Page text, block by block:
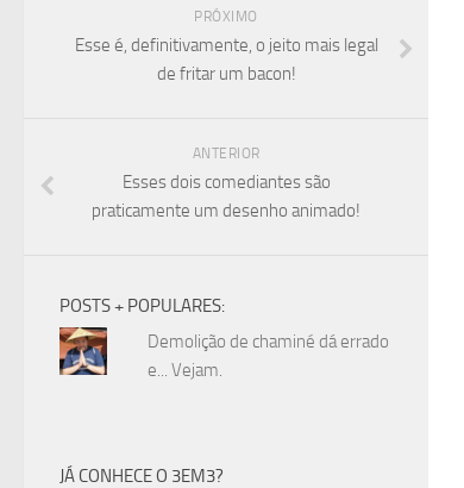
PRÓXIMO
Esse é, definitivamente, o jeito mais legal
de fritar um bacon!
ANTERIOR
Esses dois comediantes são
praticamente um desenho animado!
POSTS + POPULARES:
Demolição de chaminé dá errado
e... Vejam.
JÁ CONHECE O 3EM3?